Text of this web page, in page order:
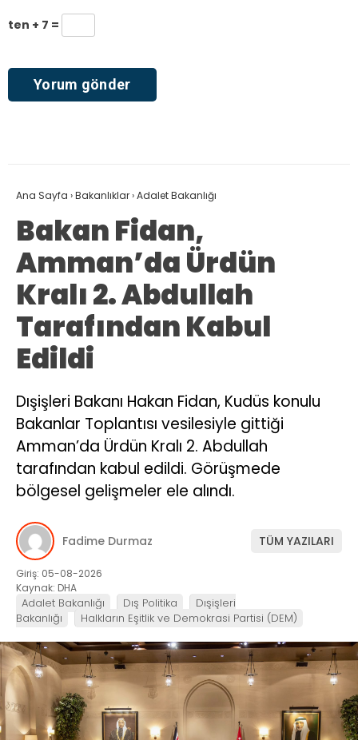
ten + 7 =
Ana Sayfa ›Bakanlıklar›Adalet Bakanlığı
Bakan Fidan,
Amman’da Ürdün
Kralı 2. Abdullah
Tarafından Kabul
Edildi
Dışişleri Bakanı Hakan Fidan, Kudüs konulu
Bakanlar Toplantısı vesilesiyle gittiği
Amman’da Ürdün Kralı 2. Abdullah
tarafından kabul edildi. Görüşmede
bölgesel gelişmeler ele alındı.
Fadime Durmaz TÜM YAZILARI
Giriş: 05-08-2026
Kaynak: DHA
Adalet Bakanlığı Dış Politika
Dışişleri
Bakanlığı
Halkların Eşitlik ve Demokrasi Partisi (DEM)